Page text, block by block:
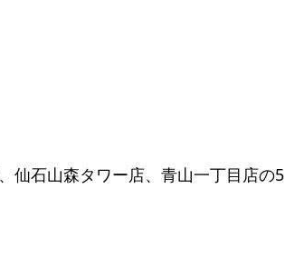
仙石山森タワー店、青山一丁目店の5